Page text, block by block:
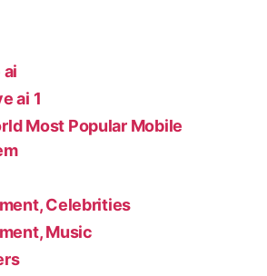
ai 1
Most Popular Mobile
Celebrities
Music